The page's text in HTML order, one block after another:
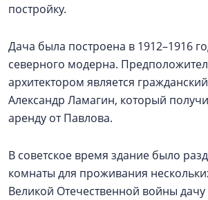
постройку.
Дача была построена в 1912–1916
северного модерна.
архитектором является
Александр Ламагин, который
аренду от Павлова.
В советское время здание было
комнаты для проживания
Великой Отечественной войны